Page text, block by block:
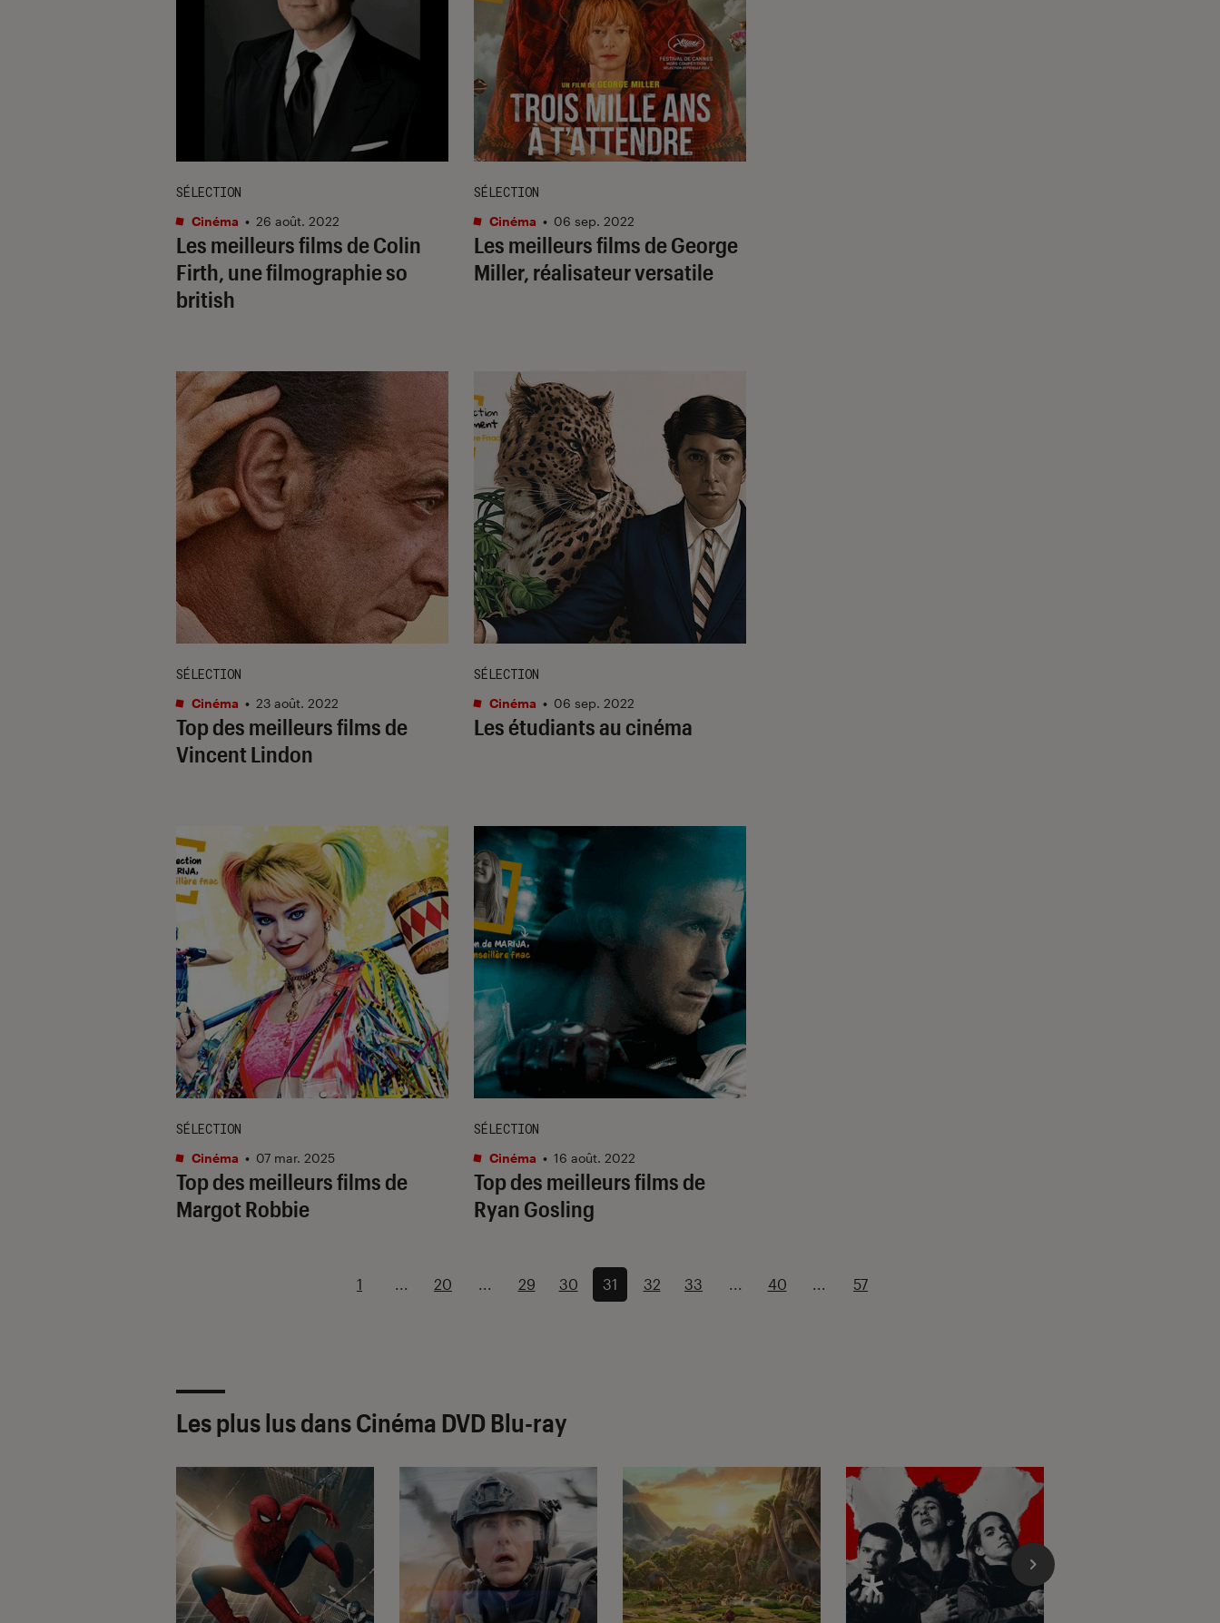
Les meilleurs films de Colin
Firth, une filmographie so
british
SÉLECTION
Cinéma • 26 août. 2022
Les meilleurs films de George
Miller, réalisateur versatile
SÉLECTION
Cinéma • 06 sep. 2022
Top des meilleurs films de
Vincent Lindon
SÉLECTION
Cinéma • 23 août. 2022
Les étudiants au cinéma
SÉLECTION
Cinéma • 06 sep. 2022
Top des meilleurs films de
Margot Robbie
SÉLECTION
Cinéma • 07 mar. 2025
Top des meilleurs films de
Ryan Gosling
SÉLECTION
Cinéma • 16 août. 2022
1 ... 20 ... 29 30 31 32 33 ... 40 ... 57
Les plus lus dans Cinéma DVD Blu-ray